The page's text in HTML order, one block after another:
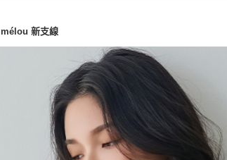
mélou 新支線